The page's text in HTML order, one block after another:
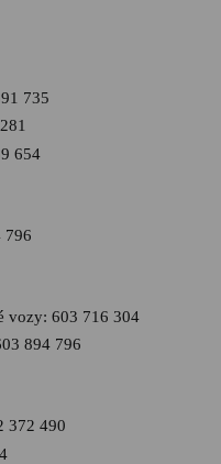
735
654
796
vozy: 603 716 304
894 796
372 490